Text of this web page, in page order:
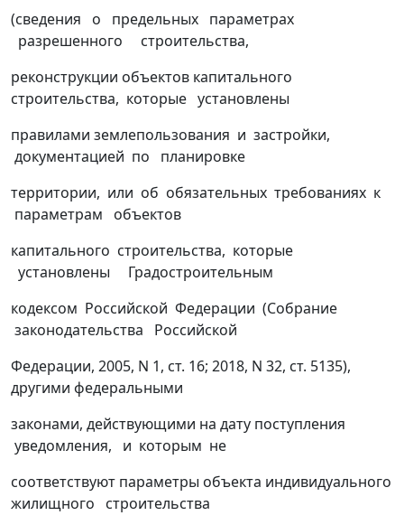
(сведения о предельных параметрах
разрешенного строительства,
реконструкции объектов капитального
строительства, которые установлены
правилами землепользования и застройки,
документацией по планировке
территории, или об обязательных требованиях к
параметрам объектов
капитального строительства, которые
установлены Градостроительным
кодексом Российской Федерации (Собрание
законодательства Российской
Федерации, 2005, N 1, ст. 16; 2018, N 32, ст. 5135),
другими федеральными
законами, действующими на дату поступления
уведомления, и которым не
соответствуют параметры объекта индивидуального
жилищного строительства